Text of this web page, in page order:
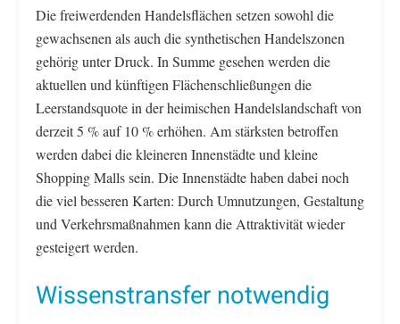
Die freiwerdenden Handelsflächen setzen sowohl die
gewachsenen als auch die synthetischen Handelszonen
gehörig unter Druck. In Summe gesehen werden die
aktuellen und künftigen Flächenschließungen die
Leerstandsquote in der heimischen Handelslandschaft von
derzeit 5 % auf 10 % erhöhen. Am stärksten betroffen
werden dabei die kleineren Innenstädte und kleine
Shopping Malls sein. Die Innenstädte haben dabei noch
die viel besseren Karten: Durch Umnutzungen, Gestaltung
und Verkehrsmaßnahmen kann die Attraktivität wieder
gesteigert werden.
Wissenstransfer notwendig